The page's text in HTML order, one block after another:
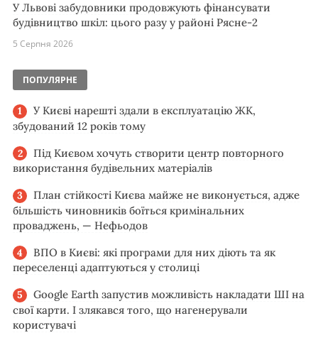
У Львові забудовники продовжують фінансувати
будівництво шкіл: цього разу у районі Рясне-2
5 Серпня 2026
ПОПУЛЯРНЕ
У Києві нарешті здали в експлуатацію ЖК,
збудований 12 років тому
Під Києвом хочуть створити центр повторного
використання будівельних матеріалів
План стійкості Києва майже не виконується, адже
більшість чиновників боїться кримінальних
проваджень, — Нефьодов
ВПО в Києві: які програми для них діють та як
переселенці адаптуються у столиці
Google Earth запустив можливість накладати ШІ на
свої карти. І злякався того, що нагенерували
користувачі